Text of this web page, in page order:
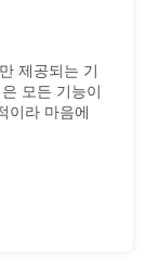
제공되는 기
모든 기능이
이라 마음에